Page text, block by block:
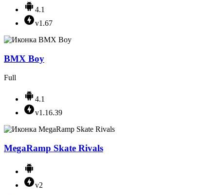
4.1
v1.67
BMX Boy
Full
4.1
v1.16.39
MegaRamp Skate Rivals
v2